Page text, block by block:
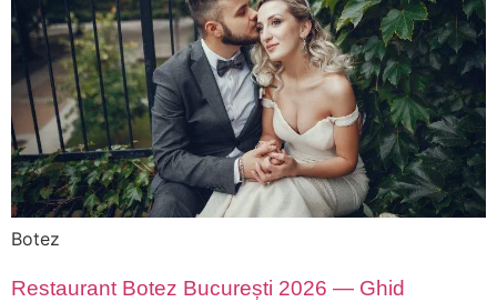
Botez
Restaurant Botez București 2026 — Ghid